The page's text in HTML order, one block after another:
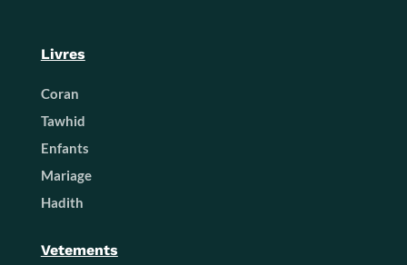
Livres
Coran
Tawhid
Enfants
Mariage
Hadith
Vetements